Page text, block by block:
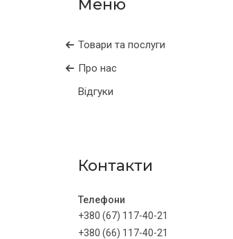
Товари та послуги
Про нас
Відгуки
Контакти
+380 (67) 117-40-21
+380 (66) 117-40-21